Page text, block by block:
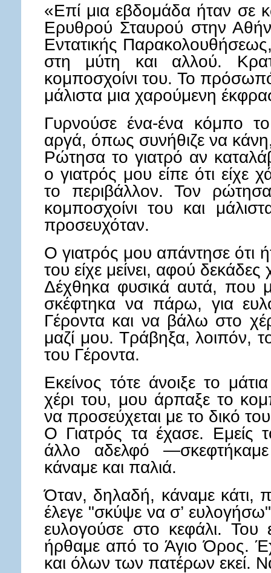
«Επί μια εβδομάδα ήταν σε
Ερυθρού Σταυρού στην
Εντατικής
στη μύτη και αλλού.
κομποσχοίνι του. Το
μάλιστα μια χαρούμενη
Γυρνούσε ένα-ένα κόμπο
αργά, όπως συνήθιζε να
Ρώτησα το γιατρό αν
ο γιατρός μου είπε ότι είχε
το περιβάλλον. Τον
κομποσχοίνι του και
προσευχόταν.
Ο γιατρός μου απάντησε ότι
του είχε μείνει, αφού
Δέχθηκα φυσικά αυτά, που
σκέφτηκα να πάρω, για
Γέροντα και να βάλω στο
μαζί μου. Τράβηξα, λοιπόν,
του Γέροντα.
Εκείνος τότε άνοιξε το
χέρι του, μου άρπαξε το
να προσεύχεται με το δικό
Ο Γιατρός τα έχασε. Εμείς
άλλο αδελφό
κάναμε και παλιά.
Όταν, δηλαδή, κάναμε κάτι,
έλεγε "σκύψε να σ’
ευλογούσε στο κεφάλι. Του
ήρθαμε από το Άγιο Όρος.
και όλων των πατέρων εκεί.